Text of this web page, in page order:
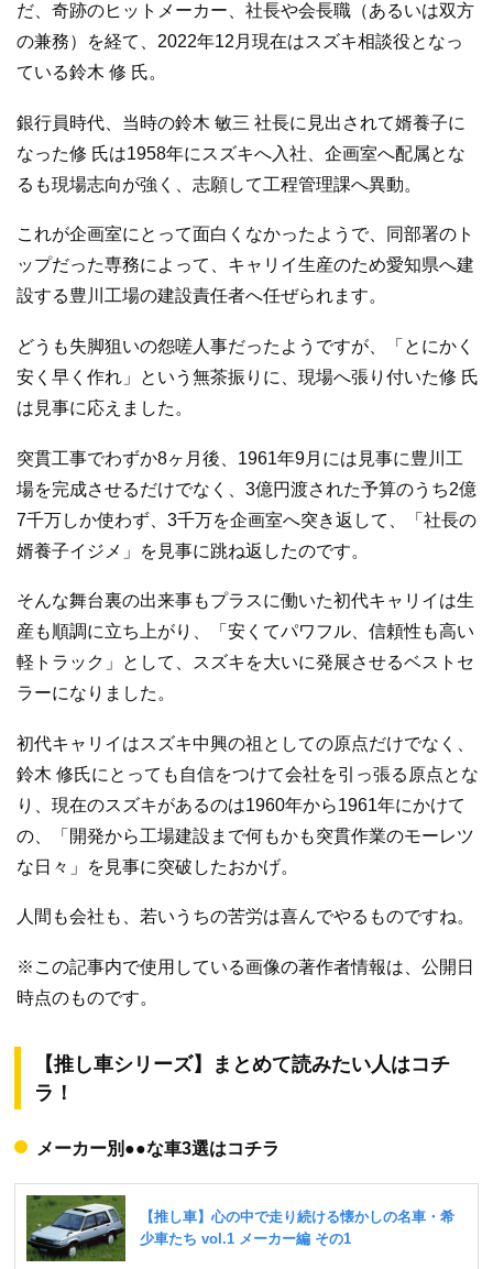
だ、奇跡のヒットメーカー、社長や会長職（あるいは双方
の兼務）を経て、2022年12月現在はスズキ相談役となっ
ている鈴木 修 氏。
銀行員時代、当時の鈴木 敏三 社長に見出されて婿養子に
なった修 氏は1958年にスズキへ入社、企画室へ配属とな
るも現場志向が強く、志願して工程管理課へ異動。
これが企画室にとって面白くなかったようで、同部署のト
ップだった専務によって、キャリイ生産のため愛知県へ建
設する豊川工場の建設責任者へ任ぜられます。
どうも失脚狙いの怨嗟人事だったようですが、「とにかく
安く早く作れ」という無茶振りに、現場へ張り付いた修 氏
は見事に応えました。
突貫工事でわずか8ヶ月後、1961年9月には見事に豊川工
場を完成させるだけでなく、3億円渡された予算のうち2億
7千万しか使わず、3千万を企画室へ突き返して、「社長の
婿養子イジメ」を見事に跳ね返したのです。
そんな舞台裏の出来事もプラスに働いた初代キャリイは生
産も順調に立ち上がり、「安くてパワフル、信頼性も高い
軽トラック」として、スズキを大いに発展させるベストセ
ラーになりました。
初代キャリイはスズキ中興の祖としての原点だけでなく、
鈴木 修氏にとっても自信をつけて会社を引っ張る原点とな
り、現在のスズキがあるのは1960年から1961年にかけて
の、「開発から工場建設まで何もかも突貫作業のモーレツ
な日々」を見事に突破したおかげ。
人間も会社も、若いうちの苦労は喜んでやるものですね。
※この記事内で使用している画像の著作者情報は、公開日
時点のものです。
【推し車シリーズ】まとめて読みたい人はコチ
ラ！
メーカー別●●な車3選はコチラ